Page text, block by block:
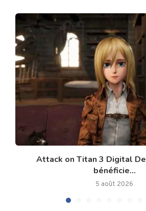
Attack on Titan 3 Digital
bénéficie...
5 août 2026